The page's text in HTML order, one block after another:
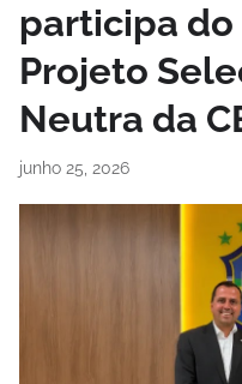
participa
Projeto
Neutra da
junho 25, 2026